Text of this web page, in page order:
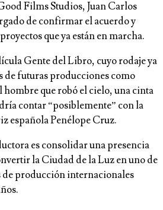
Films Studios, Juan Carlos
de confirmar el acuerdo y
que ya están en marcha.
Gente del Libro, cuyo rodaje ya
de futuras producciones como
que robó el cielo, una cinta
contar “posiblemente” con la
española Penélope Cruz.
es consolidar una presencia
la Ciudad de la Luz en uno de
de producción internacionales